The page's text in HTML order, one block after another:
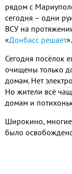
рядом с
сегодня – одни
ВСУ на
«Донбасс решает».
Сегодня посёлок
очищены только
домам. Нет
Но жители всё
домам и
Широкино,
было